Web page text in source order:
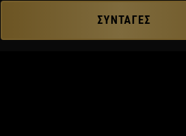
ΣΥΝΤΑΓΕΣ